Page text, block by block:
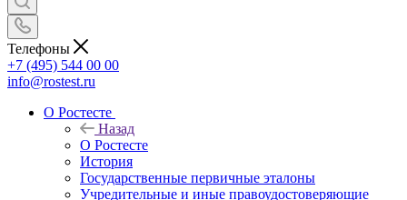
Телефоны
+7 (495) 544 00 00
info@rostest.ru
О Ростесте
Назад
О Ростесте
История
Государственные первичные эталоны
Учредительные и иные правоудостоверяющие